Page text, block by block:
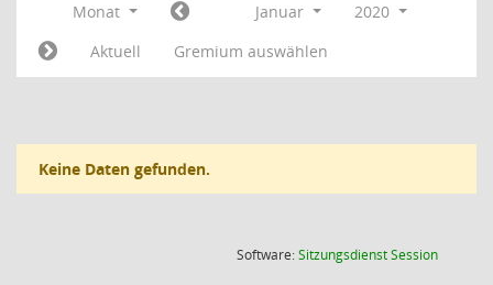
Monat Januar
2020
Aktuell
Gremium auswählen
Keine Daten gefunden.
Software:SitzungsdienstSession(Wird in